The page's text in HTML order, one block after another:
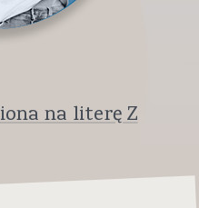
na literę Z